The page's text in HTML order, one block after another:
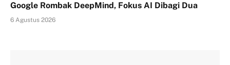
Google Rombak DeepMind, Fokus AI Dibagi Dua
6 Agustus 2026